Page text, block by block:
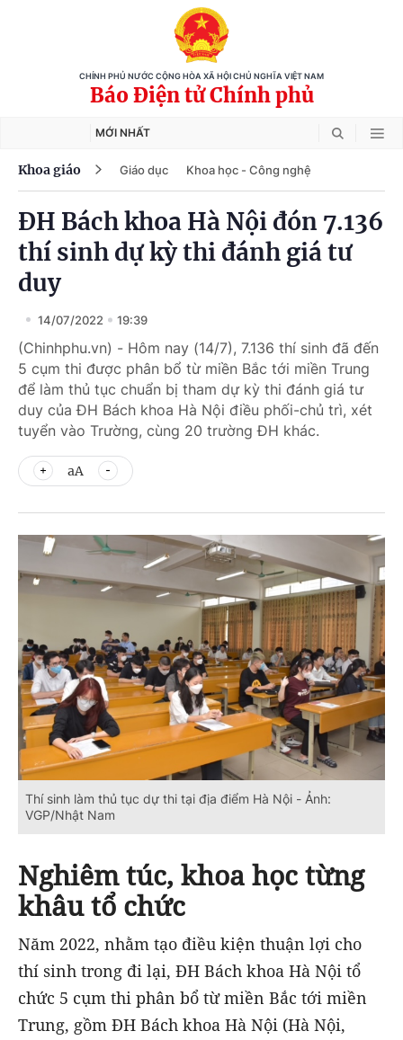
CHÍNH PHỦ NƯỚC CỘNG HÒA XÃ HỘI CHỦ NGHĨA VIỆT NAM
Báo Điện tử Chính phủ
MỚI NHẤT
Khoa giáo Giáo dục Khoa học - Công nghệ
ĐH Bách khoa Hà Nội đón 7.136
thí sinh dự kỳ thi đánh giá tư
duy
14/07/2022 19:39
(Chinhphu.vn) - Hôm nay (14/7), 7.136 thí sinh đã đến
5 cụm thi được phân bổ từ miền Bắc tới miền Trung
để làm thủ tục chuẩn bị tham dự kỳ thi đánh giá tư
duy của ĐH Bách khoa Hà Nội điều phối-chủ trì, xét
tuyển vào Trường, cùng 20 trường ĐH khác.
aA
Thí sinh làm thủ tục dự thi tại địa điểm Hà Nội - Ảnh:
VGP/Nhật Nam
Nghiêm túc, khoa học từng
khâu tổ chức
Năm 2022, nhằm tạo điều kiện thuận lợi cho
thí sinh trong đi lại, ĐH Bách khoa Hà Nội tổ
chức 5 cụm thi phân bổ từ miền Bắc tới miền
Trung, gồm ĐH Bách khoa Hà Nội (Hà Nội,